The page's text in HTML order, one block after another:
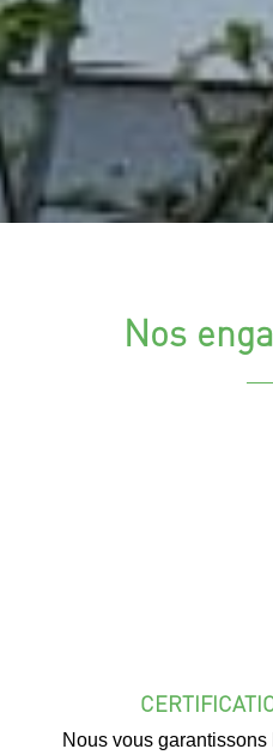
Nos
Nous vous